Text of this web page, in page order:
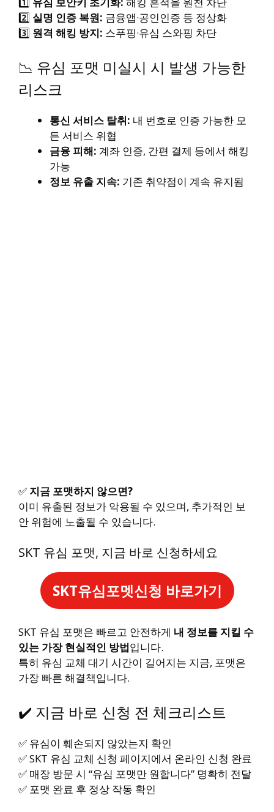
2️⃣ 실명 인증 복원: 금융앱·공인인증 등 정상화
3️⃣ 원격 해킹 방지: 스푸핑·유심 스와핑 차단
📉 유심 포맷 미실시 시 발생 가능한
리스크
통신 서비스 탈취: 내 번호로 인증 가능한 모
든 서비스 위협
금융 피해: 계좌 인증, 간편 결제 등에서 해킹
가능
정보 유출 지속: 기존 취약점이 계속 유지됨
✅ 지금 포맷하지 않으면?
이미 유출된 정보가 악용될 수 있으며, 추가적인 보
안 위험에 노출될 수 있습니다.
SKT 유심 포맷, 지금 바로 신청하세요
SKT유심포멧신청 바로가기
SKT 유심 포맷은 빠르고 안전하게 내 정보를 지킬 수
있는 가장 현실적인 방법입니다.
특히 유심 교체 대기 시간이 길어지는 지금, 포맷은
가장 빠른 해결책입니다.
✔️ 지금 바로 신청 전 체크리스트
✅ 유심이 훼손되지 않았는지 확인
✅ SKT 유심 교체 신청 페이지에서 온라인 신청 완료
✅ 매장 방문 시 “유심 포맷만 원합니다” 명확히 전달
✅ 포맷 완료 후 정상 작동 확인